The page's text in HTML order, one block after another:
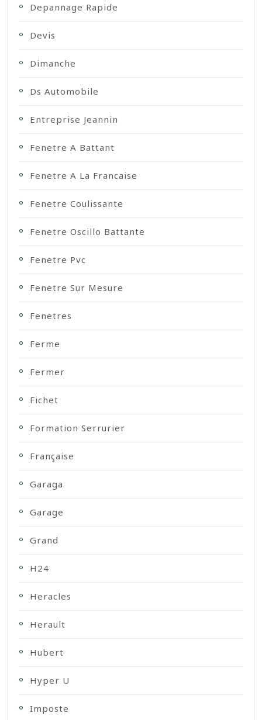
Depannage Rapide
Devis
Dimanche
Ds Automobile
Entreprise Jeannin
Fenetre A Battant
Fenetre A La Francaise
Fenetre Coulissante
Fenetre Oscillo Battante
Fenetre Pvc
Fenetre Sur Mesure
Fenetres
Ferme
Fermer
Fichet
Formation Serrurier
Française
Garaga
Garage
Grand
H24
Heracles
Herault
Hubert
Hyper U
Imposte